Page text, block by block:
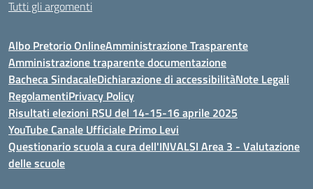
Tutti gli argomenti
Albo Pretorio OnlineAmministrazione Trasparente
Amministrazione traparente documentazione
Bacheca SindacaleDichiarazione di accessibilitàNote Legali
RegolamentiPrivacy Policy
Risultati elezioni RSU del 14-15-16 aprile 2025
YouTube Canale Ufficiale Primo Levi
Questionario scuola a cura dell'INVALSI Area 3 - Valutazione
delle scuole